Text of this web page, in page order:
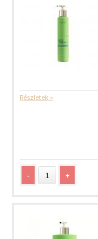
Részletek »
- +